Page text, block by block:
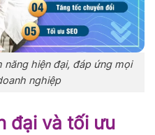
năng hiện đại, đáp ứng mọi
nghiệp
đại và tối ưu